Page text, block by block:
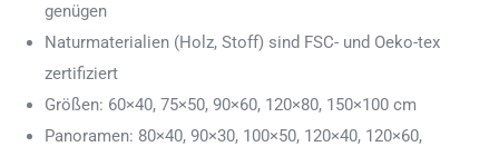
genügen
Naturmaterialien (Holz, Stoff) sind FSC- und Oeko-tex
zertifiziert
Größen: 60×40, 75×50, 90×60, 120×80, 150×100 cm
Panoramen: 80×40, 90×30, 100×50, 120×40, 120×60,